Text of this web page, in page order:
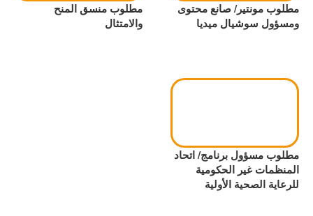
مطلوب مونتير/ صانع محتوى
ومسؤول سوشيال ميديا
مطلوب منسق المنح
والامتثال
مطلوب مسؤول برنامج/ اتحاد
المنظمات غير الحكومية
للرعاية الصحية الأولية